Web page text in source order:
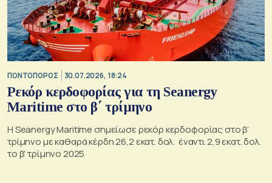
ΠΟΝΤΟΠΟΡΟΣ 30.07.2026, 18:24
Ρεκόρ κερδοφορίας για τη Seanergy
Maritime στο β΄ τρίμηνο
Η Seanergy Maritime σημείωσε ρεκόρ κερδοφορίας στο β’
τρίμηνο με καθαρά κέρδη 26,2 εκατ. δολ. έναντι 2,9 εκατ. δολ.
το β' τρίμηνο 2025